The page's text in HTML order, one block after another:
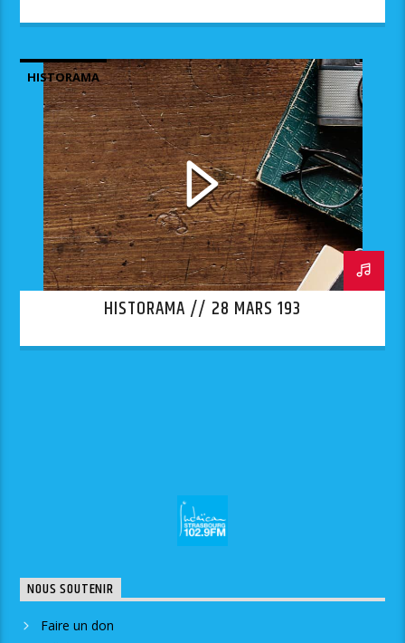
HISTORAMA
HISTORAMA // 28 MARS 193
NOUS SOUTENIR
Faire un don